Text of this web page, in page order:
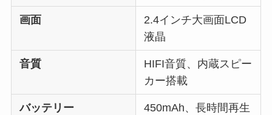
画面
2.4インチ大画面LCD
液晶
音質
HIFI音質、内蔵スピー
カー搭載
バッテリー
450mAh、長時間再生